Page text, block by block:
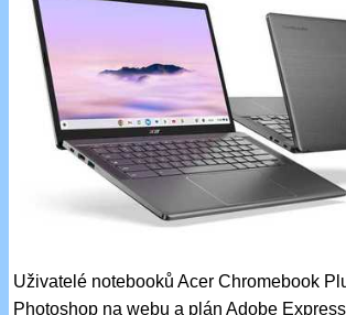
Uživatelé notebooků Acer Chromebook
Photoshop na webu a plán Adobe